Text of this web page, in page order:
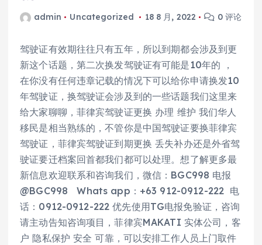
admin Uncategorized 18 8 月, 2022 0 评论
驾驶证有效期往往只有五年，所以到期都会涉及到更
新这个话题，第二次换发驾驶证有可能是10年的 ，
在你没有任何违章记载的情况下可以给你申请换发10
年驾驶证，换驾驶证会涉及到的一些话题我们这里来
给大家聊聊，菲律宾驾驶证更换 办理 维护 我们华人
移民是相当熟练的，不管你是中国驾驶证要换菲律宾
驾驶证，菲律宾驾驶证到期更换 丢失补办还是外省驾
驶证要迁档案回首都我们都可以处理。想了解更多最
新信息欢迎联系和咨询我们，微信：BGC998 电报
@BGC998 Whats app：+63 912-0912-222 电
话：0912-0912-222 优先使用TG电报免验证，咨询
请主动告知咨询项目，菲律宾MAKATI 实体公司，客
户 隐私保护 安全 可靠，可以安排工作人员上门取件